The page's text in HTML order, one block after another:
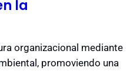
la
organizacional mediante
promoviendo una